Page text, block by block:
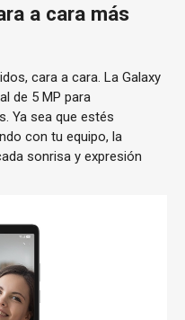
a cara más
cara a cara. La Galaxy
de 5 MP para
Ya sea que estés
con tu equipo, la
sonrisa y expresión